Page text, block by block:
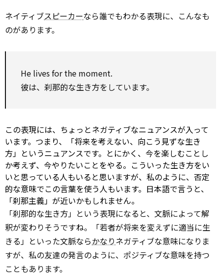
ネイティブスピーカーなら誰でもわかる表現に、こんなも
のがあります。
He lives forthe moment.
彼は、刹那的な生き方をしています。
この表現には、ちょっとネガティブなニュアンスが入って
います。つまり、「将来を考えない、向こう見ずな生き
方」というニュアンスです。とにかく、今を楽しむことし
か考えず、今やりたいことをやる。こういった生き方をい
いと思っている人もいると思いますが、私のように、否定
的な意味でこの言葉を使う人もいます。日本語で言うと、
「刹那主義」が近いかもしれません。
「刹那的な生き方」という表現になると、文脈によって解
釈が変わりそうですね。「若者が将来を変えずに適当に生
きる」といった文脈ならかなりネガティブな意味になりま
すが、私の友達の発言のように、ポジティブな意味を持つ
こともあります。